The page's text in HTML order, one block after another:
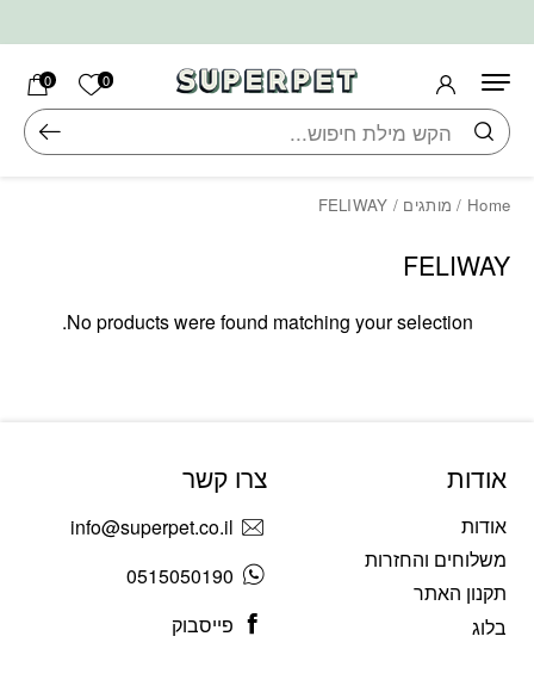
0 הרשימה
0
חיפוש
Home
/ מותגים / FELIWAY
FELIWAY
No products were found matching your selection.
אודות
אודות
משלוחים והחזרות
תקנון האתר
בלוג
צרו קשר
info@superpet.co.il
0515050190
פייסבוק